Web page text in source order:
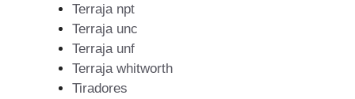
Terraja npt
Terraja unc
Terraja unf
Terraja whitworth
Tiradores